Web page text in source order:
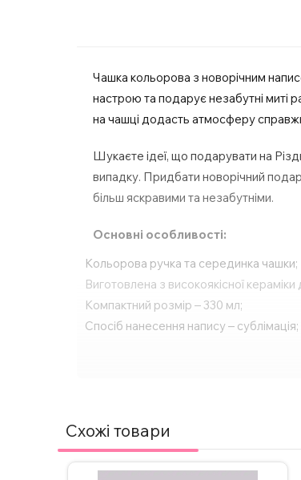
Чашка кольорова з новорічним
настрою та подарує незабутні миті
на чашці додасть атмосферу
Шукаєте ідеї, що подарувати на
випадку. Придбати новорічний
більш яскравими та незабутніми.
Основні особливості:
Кольорова ручка та серединка чашки;
Виготовлена з високоякісної кераміки
Компактний розмір – 330 мл;
Спосіб нанесення напису – сублімація;
з нами в Інстаграмі, Телеграмі або
ВАЖЛИВО!Щоб не пошкодити
Схожі товари